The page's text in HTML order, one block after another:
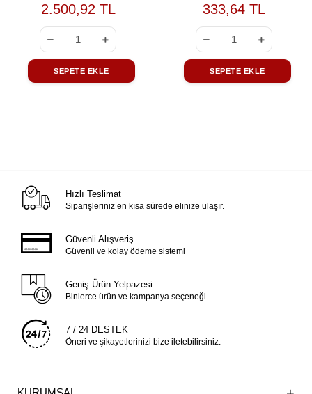
2.500,92 TL
SEPETE EKLE
333,64 TL
SEPETE EKLE
Hızlı Teslimat
Siparişleriniz en kısa sürede elinize ulaşır.
Güvenli Alışveriş
Güvenli ve kolay ödeme sistemi
Geniş Ürün Yelpazesi
Binlerce ürün ve kampanya seçeneği
7 / 24 DESTEK
Öneri ve şikayetlerinizi bize iletebilirsiniz.